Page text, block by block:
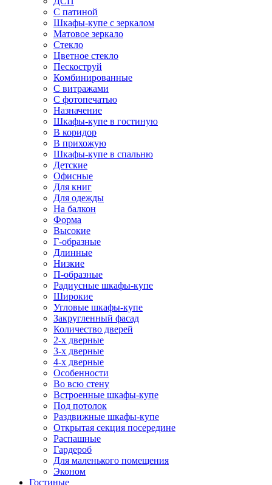
С патиной
Шкафы-купе с зеркалом
Матовое зеркало
Стекло
Цветное стекло
Пескоструй
Комбинированные
С витражами
С фотопечатью
Назначение
Шкафы-купе в гостиную
В коридор
В прихожую
Шкафы-купе в спальню
Детские
Офисные
Для книг
Для одежды
На балкон
Форма
Высокие
Г-образные
Длинные
Низкие
П-образные
Радиусные шкафы-купе
Широкие
Угловые шкафы-купе
Закругленный фасад
Количество дверей
2-х дверные
3-х дверные
4-х дверные
Особенности
Во всю стену
Встроенные шкафы-купе
Под потолок
Раздвижные шкафы-купе
Открытая секция посередине
Распашные
Гардероб
Для маленького помещения
Эконом
Гостиные